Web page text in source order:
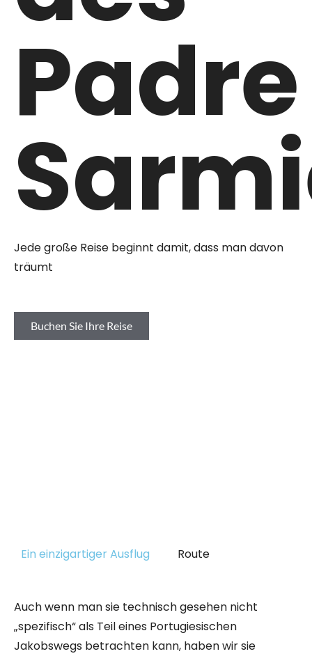
Padre
Jede große Reise beginnt damit, dass man davon
träumt
Buchen Sie Ihre Reise
Ein einzigartiger Ausflug Route
Auch wenn man sie technisch gesehen nicht
„spezifisch“ als Teil eines Portugiesischen
Jakobswegs betrachten kann, haben wir sie